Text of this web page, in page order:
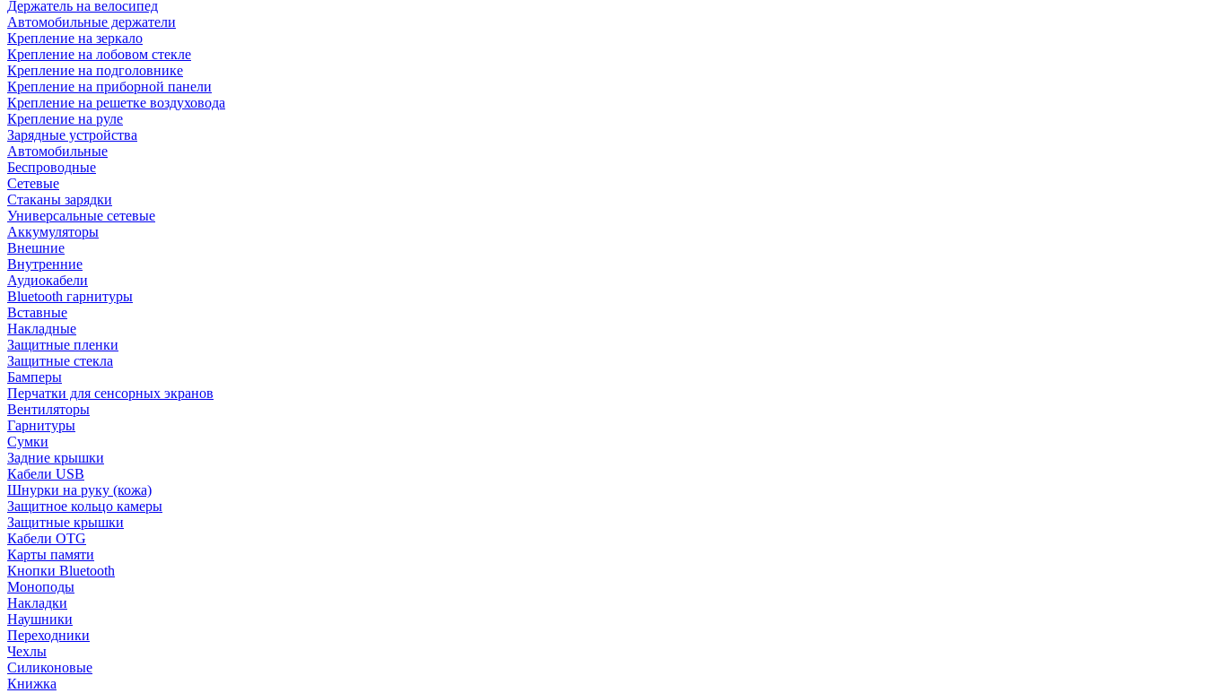
Держатель на велосипед
Автомобильные держатели
Крепление на зеркало
Крепление на лобовом стекле
Крепление на подголовнике
Крепление на приборной панели
Крепление на решетке воздуховода
Крепление на руле
Зарядные устройства
Автомобильные
Беспроводные
Сетевые
Стаканы зарядки
Универсальные сетевые
Аккумуляторы
Внешние
Внутренние
Аудиокабели
Bluetooth гарнитуры
Вставные
Накладные
Защитные пленки
Защитные стекла
Бамперы
Перчатки для сенсорных экранов
Вентиляторы
Гарнитуры
Сумки
Задние крышки
Кабели USB
Шнурки на руку (кожа)
Защитное кольцо камеры
Защитные крышки
Кабели OTG
Карты памяти
Кнопки Bluetooth
Моноподы
Накладки
Наушники
Переходники
Чехлы
Силиконовые
Книжка